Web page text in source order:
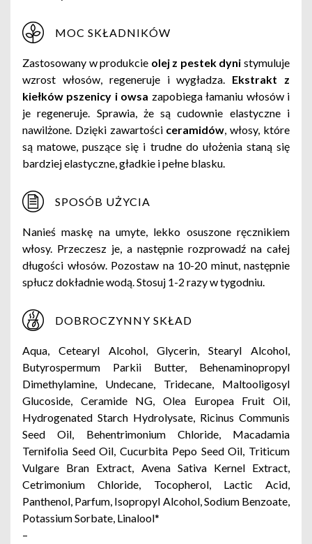
MOC SKŁADNIKÓW
Zastosowany w produkcie olej z pestek dyni stymuluje
wzrost włosów, regeneruje i wygładza. Ekstrakt z
kiełków pszenicy i owsa zapobiega łamaniu włosów i
je regeneruje. Sprawia, że są cudownie elastyczne i
nawilżone. Dzięki zawartości ceramidów, włosy, które
są matowe, puszące się i trudne do ułożenia staną się
bardziej elastyczne, gładkie i pełne blasku.
SPOSÓB UŻYCIA
Nanieś maskę na umyte, lekko osuszone ręcznikiem
włosy. Przeczesz je, a następnie rozprowadź na całej
długości włosów. Pozostaw na 10-20 minut, następnie
spłucz dokładnie wodą. Stosuj 1-2 razy w tygodniu.
DOBROCZYNNY SKŁAD
Aqua, Cetearyl Alcohol, Glycerin, Stearyl Alcohol,
Butyrospermum Parkii Butter, Behenaminopropyl
Dimethylamine, Undecane, Tridecane, Maltooligosyl
Glucoside, Ceramide NG, Olea Europea Fruit Oil,
Hydrogenated Starch Hydrolysate, Ricinus Communis
Seed Oil, Behentrimonium Chloride, Macadamia
Ternifolia Seed Oil, Cucurbita Pepo Seed Oil, Triticum
Vulgare Bran Extract, Avena Sativa Kernel Extract,
Cetrimonium Chloride, Tocopherol, Lactic Acid,
Panthenol, Parfum, Isopropyl Alcohol, Sodium Benzoate,
Potassium Sorbate, Linalool*
–